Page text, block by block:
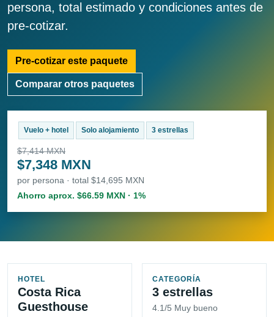
persona, total estimado y condiciones antes de
pre-cotizar.
Pre-cotizar este paquete
Comparar otros paquetes
Vuelo + hotel Solo alojamiento 3 estrellas
$7,414 MXN
$7,348 MXN
por persona · total $14,695 MXN
Ahorro aprox. $66.59 MXN · 1%
HOTEL
Costa Rica
Guesthouse
CATEGORÍA
3 estrellas
4.1/5 Muy bueno